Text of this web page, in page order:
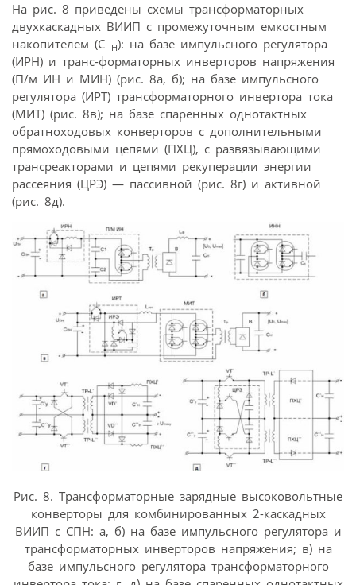
На рис. 8 приведены схемы трансформаторных
двухкаскадных ВИИП с промежуточным емкостным
накопителем (СПН): на базе импульсного регулятора
(ИРН) и транс-форматорных инверторов напряжения
(П/м ИН и МИН) (рис. 8а, б); на базе импульсного
регулятора (ИРТ) трансформаторного инвертора тока
(МИТ) (рис. 8в); на базе спаренных однотактных
обратноходовых конверторов с дополнительными
прямоходовыми цепями (ПХЦ), с развязывающими
трансреакторами и цепями рекуперации энергии
рассеяния (ЦРЭ) — пассивной (рис. 8г) и активной
(рис. 8д).
Рис. 8. Трансформаторные зарядные высоковольтные
конверторы для комбинированных 2-каскадных
ВИИП с СПН: а, б) на базе импульсного регулятора и
трансформаторных инверторов напряжения; в) на
базе импульсного регулятора трансформаторного